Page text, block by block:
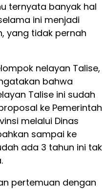
ternyata banyak hal
ini menjadi
yang tidak pernah
nelayan Talise,
bahwa
Talise ini sudah
ke Pemerintah
melalui Dinas
sampai ke
ada 3 tahun ini tak
pertemuan dengan